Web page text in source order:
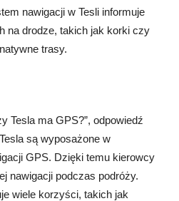
nawigacji w Tesli informuje
na drodze, takich jak korki czy
trasy.
Tesla ma GPS?”, odpowiedź
są wyposażone w
GPS. Dzięki temu kierowcy
nawigacji podczas podróży.
wiele korzyści, takich jak